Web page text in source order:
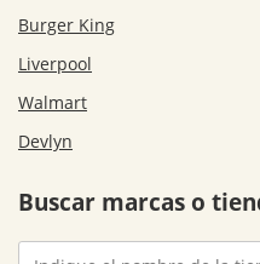
Burger King
Liverpool
Walmart
Devlyn
Buscar marcas o